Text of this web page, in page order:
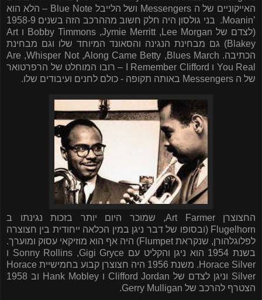
האייקוניים של הMessengers ושל הלייבל Blue Note – הלא הוא
Moanin’
.
בני גולסון היה חלק חשוב מההרכב הזה בשנים 1958-9
(לצדם של Lee Morgan
,
Jymie Merritt
,
Bobby Timmons וArt
Blakey) גם מבחינת הנגינה והסאונד המיוחד שלו וגם מבחינת
הכתיבה. Blues March
,
Along Came Betty
,
Whisper Not
,
Are
You Real ו I Remember Clifford
– רובו המוחלט של הרפרטואר
של ה Messengers באותה תקופה - כולם לחנים ועיבודים שלו.
החצוצרןArt Farmer, שמוכר היום יותר בזכות נגינתו ב
Flugelhorn (ובסופו של דבר ניגן במין הכלאה ייחודית בין חצוצרה
לפלוגלהורן, שנקראתFlumpet) היה אף הוא מוזיקאי עסוק ומוערך.
בשנת 1954 הוא ניגן והקליט עם
Gigi Gryce
,
Sonny Rollins ו
Horace Silver. משנת 1956 היה חצוצרן קבוע בחמישיית
Horace
Silver וניגן לצדם של Clifford Jordan וHank Mobley
וב 1958
הצטרף להרכב של Gerry Mulligan
.